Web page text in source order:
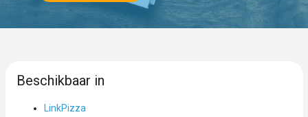
Beschikbaar in
LinkPizza